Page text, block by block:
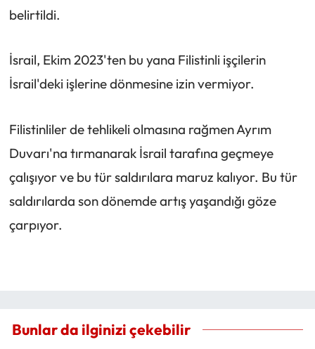
belirtildi.
İsrail, Ekim 2023'ten bu yana Filistinli işçilerin
İsrail'deki işlerine dönmesine izin vermiyor.
Filistinliler de tehlikeli olmasına rağmen Ayrım
Duvarı'na tırmanarak İsrail tarafına geçmeye
çalışıyor ve bu tür saldırılara maruz kalıyor. Bu tür
saldırılarda son dönemde artış yaşandığı göze
çarpıyor.
Bunlar da ilginizi çekebilir